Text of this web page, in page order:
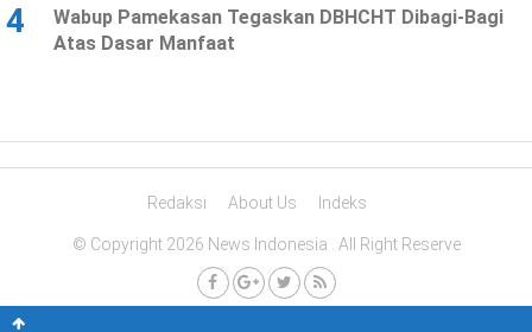
4
Wabup Pamekasan Tegaskan DBHCHT Dibagi-Bagi
Atas Dasar Manfaat
Redaksi About Us Indeks
© Copyright 2026 News Indonesia . All Right Reserve